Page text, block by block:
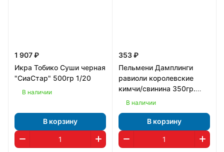
1 907 ₽
Икра Тобико Суши черная
"СиаСтар" 500гр 1/20
В наличии
В корзину
353 ₽
Пельмени Дамплинги
равиоли королевские
кимчи/свинина 350гр.
"Bibigo" Корея 1/8
В наличии
В корзину